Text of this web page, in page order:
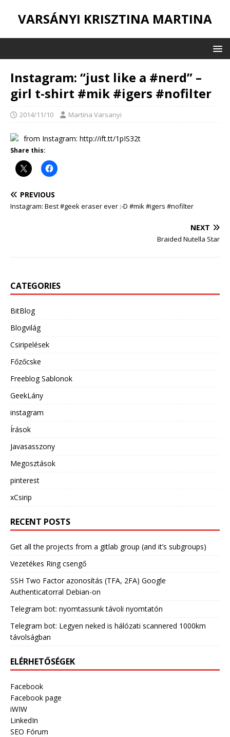
VARSÁNYI KRISZTINA MARTINA
Instagram: “just like a #nerd” –
girl t-shirt #mik #igers #nofilter
2014/11/10 Martina Varsanyi
from Instagram: http://ift.tt/1pIS32t
Share this:
PREVIOUS
Instagram: Best #geek eraser ever :-D #mik #igers #nofilter
NEXT
Braided Nutella Star
CATEGORIES
BitBlog
Blogvilág
Csiripelések
Főzőcske
Freeblog Sablonok
GeekLány
instagram
Írások
Javasasszony
Megosztások
pinterest
xCsirip
RECENT POSTS
Get all the projects from a gitlab group (and it’s subgroups)
Vezetékes Ring csengő
SSH Two Factor azonosítás (TFA, 2FA) Google
Authenticatorral Debian-on
Telegram bot: nyomtassunk távoli nyomtatón
Telegram bot: Legyen neked is hálózati scannered 1000km
távolságban
ELÉRHETŐSÉGEK
Facebook
Facebook page
iWIW
LinkedIn
SEO Fórum